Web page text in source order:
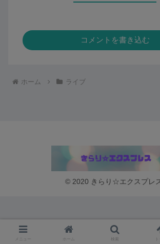
コメントを書き込む
ホーム ライブ
© 2020 きらり☆エクスプレ
メニュー ホーム 検索